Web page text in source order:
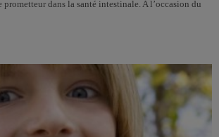
prometteur dans la santé intestinale. A l’occasion du